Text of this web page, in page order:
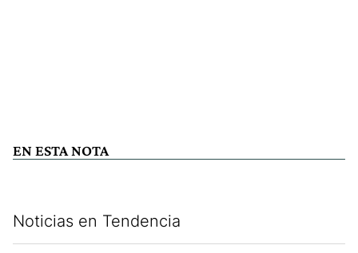
EN ESTA NOTA
Noticias en Tendencia